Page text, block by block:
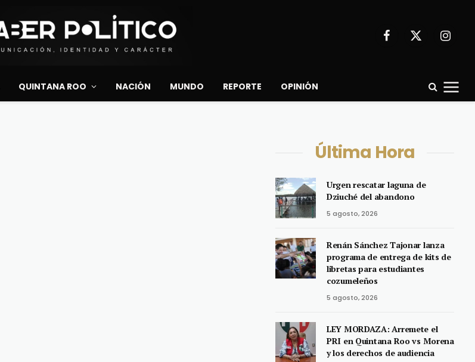
Facebook
X
QUINTANA ROO NACIÓN MUNDO REPORTE OPINIÓN
Última Hora
Urgen rescatar laguna de
Dziuché del abandono
5 agosto, 2026
Renán Sánchez Tajonar lanza
programa de entrega de kits de
libretas para estudiantes
cozumeleños
5 agosto, 2026
LEY MORDAZA: Arremete el
PRI en Quintana Roo vs Morena
y los derechos de audiencia